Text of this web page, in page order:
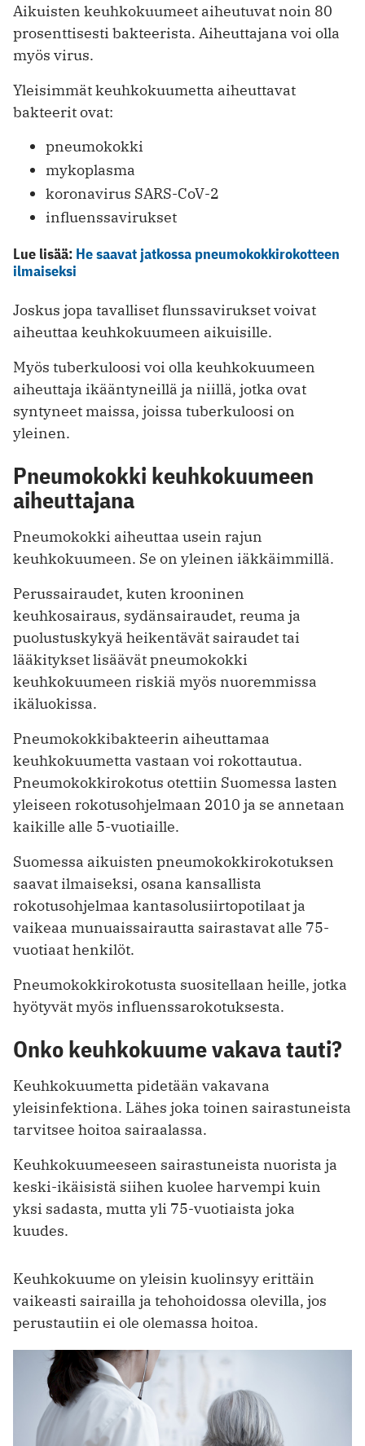
Aikuisten keuhkokuumeet aiheutuvat noin 80
prosenttisesti bakteerista. Aiheuttajana voi olla
myös virus.
Yleisimmät keuhkokuumetta aiheuttavat
bakteerit ovat:
pneumokokki
mykoplasma
koronavirus SARS-CoV-2
influenssavirukset
Lue lisää: He saavat jatkossa pneumokokkirokotteen
ilmaiseksi
Joskus jopa tavalliset flunssavirukset voivat
aiheuttaa keuhkokuumeen aikuisille.
Myös tuberkuloosi voi olla keuhkokuumeen
aiheuttaja ikääntyneillä ja niillä, jotka ovat
syntyneet maissa, joissa tuberkuloosi on
yleinen.
Pneumokokki keuhkokuumeen
aiheuttajana
Pneumokokki aiheuttaa usein rajun
keuhkokuumeen. Se on yleinen iäkkäimmillä.
Perussairaudet, kuten krooninen
keuhkosairaus, sydänsairaudet, reuma ja
puolustuskykyä heikentävät sairaudet tai
lääkitykset lisäävät pneumokokki
keuhkokuumeen riskiä myös nuoremmissa
ikäluokissa.
Pneumokokkibakteerin aiheuttamaa
keuhkokuumetta vastaan voi rokottautua.
Pneumokokkirokotus otettiin Suomessa lasten
yleiseen rokotusohjelmaan 2010 ja se annetaan
kaikille alle 5-vuotiaille.
Suomessa aikuisten pneumokokkirokotuksen
saavat ilmaiseksi, osana kansallista
rokotusohjelmaa kantasolusiirtopotilaat ja
vaikeaa munuaissairautta sairastavat alle 75-
vuotiaat henkilöt.
Pneumokokkirokotusta suositellaan heille, jotka
hyötyvät myös influenssarokotuksesta.
Onko keuhkokuume vakava tauti?
Keuhkokuumetta pidetään vakavana
yleisinfektiona. Lähes joka toinen sairastuneista
tarvitsee hoitoa sairaalassa.
Keuhkokuumeeseen sairastuneista nuorista ja
keski-ikäisistä siihen kuolee harvempi kuin
yksi sadasta, mutta yli 75-vuotiaista joka
kuudes.
Keuhkokuume on yleisin kuolinsyy erittäin
vaikeasti sairailla ja tehohoidossa olevilla, jos
perustautiin ei ole olemassa hoitoa.